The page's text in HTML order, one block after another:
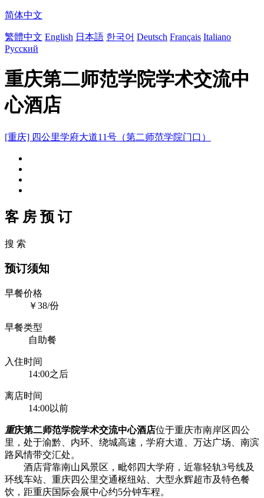
简体中文
繁體中文 English 日本語 한국어 Deutsch Français Italiano
Русский
重庆第二师范学院学术交流中
心酒店
[重庆] 四公里学府大道11号（第二师范学院门口）
客 房 预 订
搜 索
预订须知
早餐价格
￥38/份
早餐类型
自助餐
入住时间
14:00之后
离店时间
14:00以前
重庆第二师范学院学术交流中心酒店位于重庆市南岸区四公
里，处于渝黔、内环、绕城高速，学府大道、万达广场、南滨
路风情带交汇处。
酒店背靠南山风景区，毗邻四大学府，近靠轻轨3号线及
环线车站、重庆四公里交通枢纽站、大型永辉超市及特色餐
饮，距重庆国际会展中心约5分钟车程。